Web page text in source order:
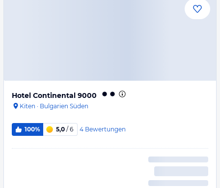
Hotel Continental 9000
Kiten · Bulgarien Süden
100% 5,0 / 6 4 Bewertungen